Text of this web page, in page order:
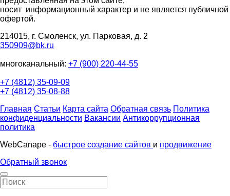
носит информационный характер и не является публичной
офертой.
214015, г. Смоленск, ул. Парковая, д. 2
350909@bk.ru
многоканальный: +7 (900) 220-44-55
+7 (4812) 35-09-09
+7 (4812) 35-08-88
Главная Статьи Карта сайта Обратная связь Политика
конфиденциальности Вакансии Антикоррупционная
политика
WebCanape - быстрое создание сайтов и продвижение
Обратный звонок